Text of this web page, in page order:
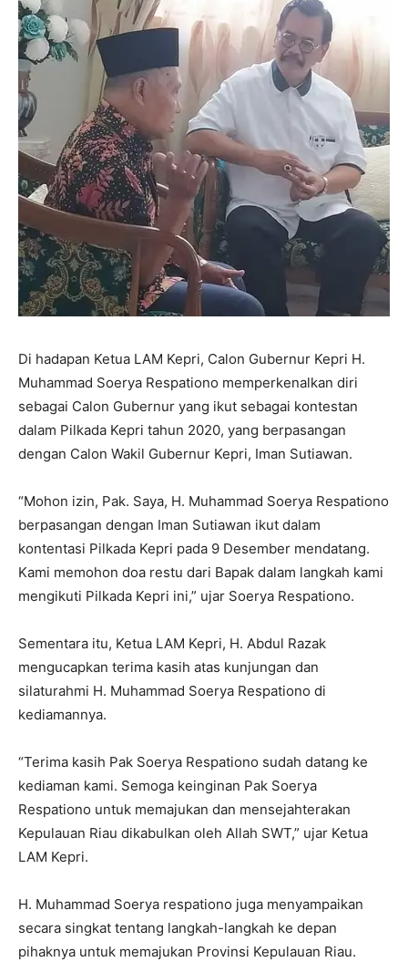
Di hadapan Ketua LAM Kepri, Calon Gubernur Kepri H.
Muhammad Soerya Respationo memperkenalkan diri
sebagai Calon Gubernur yang ikut sebagai kontestan
dalam Pilkada Kepri tahun 2020, yang berpasangan
dengan Calon Wakil Gubernur Kepri, Iman Sutiawan.
“Mohon izin, Pak. Saya, H. Muhammad Soerya Respationo
berpasangan dengan Iman Sutiawan ikut dalam
kontentasi Pilkada Kepri pada 9 Desember mendatang.
Kami memohon doa restu dari Bapak dalam langkah kami
mengikuti Pilkada Kepri ini,” ujar Soerya Respationo.
Sementara itu, Ketua LAM Kepri, H. Abdul Razak
mengucapkan terima kasih atas kunjungan dan
silaturahmi H. Muhammad Soerya Respationo di
kediamannya.
“Terima kasih Pak Soerya Respationo sudah datang ke
kediaman kami. Semoga keinginan Pak Soerya
Respationo untuk memajukan dan mensejahterakan
Kepulauan Riau dikabulkan oleh Allah SWT,” ujar Ketua
LAM Kepri.
H. Muhammad Soerya respationo juga menyampaikan
secara singkat tentang langkah-langkah ke depan
pihaknya untuk memajukan Provinsi Kepulauan Riau.